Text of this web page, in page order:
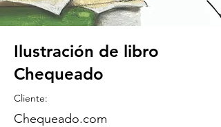
Ilustración de libro
Chequeado
Cliente:
Chequeado.com